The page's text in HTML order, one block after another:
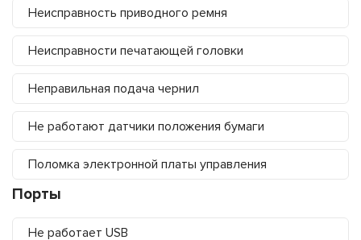
Неисправность приводного ремня
Неисправности печатающей головки
Неправильная подача чернил
Не работают датчики положения бумаги
Поломка электронной платы управления
Порты
Не работает USB